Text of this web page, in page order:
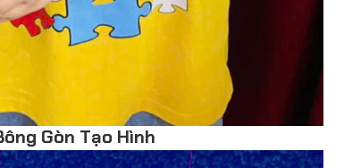
Gòn Tạo Hình